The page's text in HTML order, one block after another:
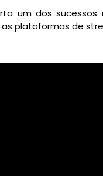
um dos sucessos
plataformas de